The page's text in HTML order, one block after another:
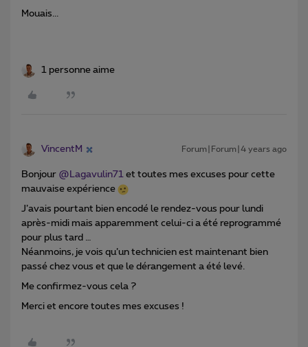
Mouais...
1 personne aime
VincentM Forum|Forum|4 years ago
Bonjour @Lagavulin71 et toutes mes excuses pour cette
mauvaise expérience
J’avais pourtant bien encodé le rendez-vous pour lundi
après-midi mais apparemment celui-ci a été reprogrammé
pour plus tard …
Néanmoins, je vois qu’un technicien est maintenant bien
passé chez vous et que le dérangement a été levé.
Me confirmez-vous cela ?
Merci et encore toutes mes excuses !